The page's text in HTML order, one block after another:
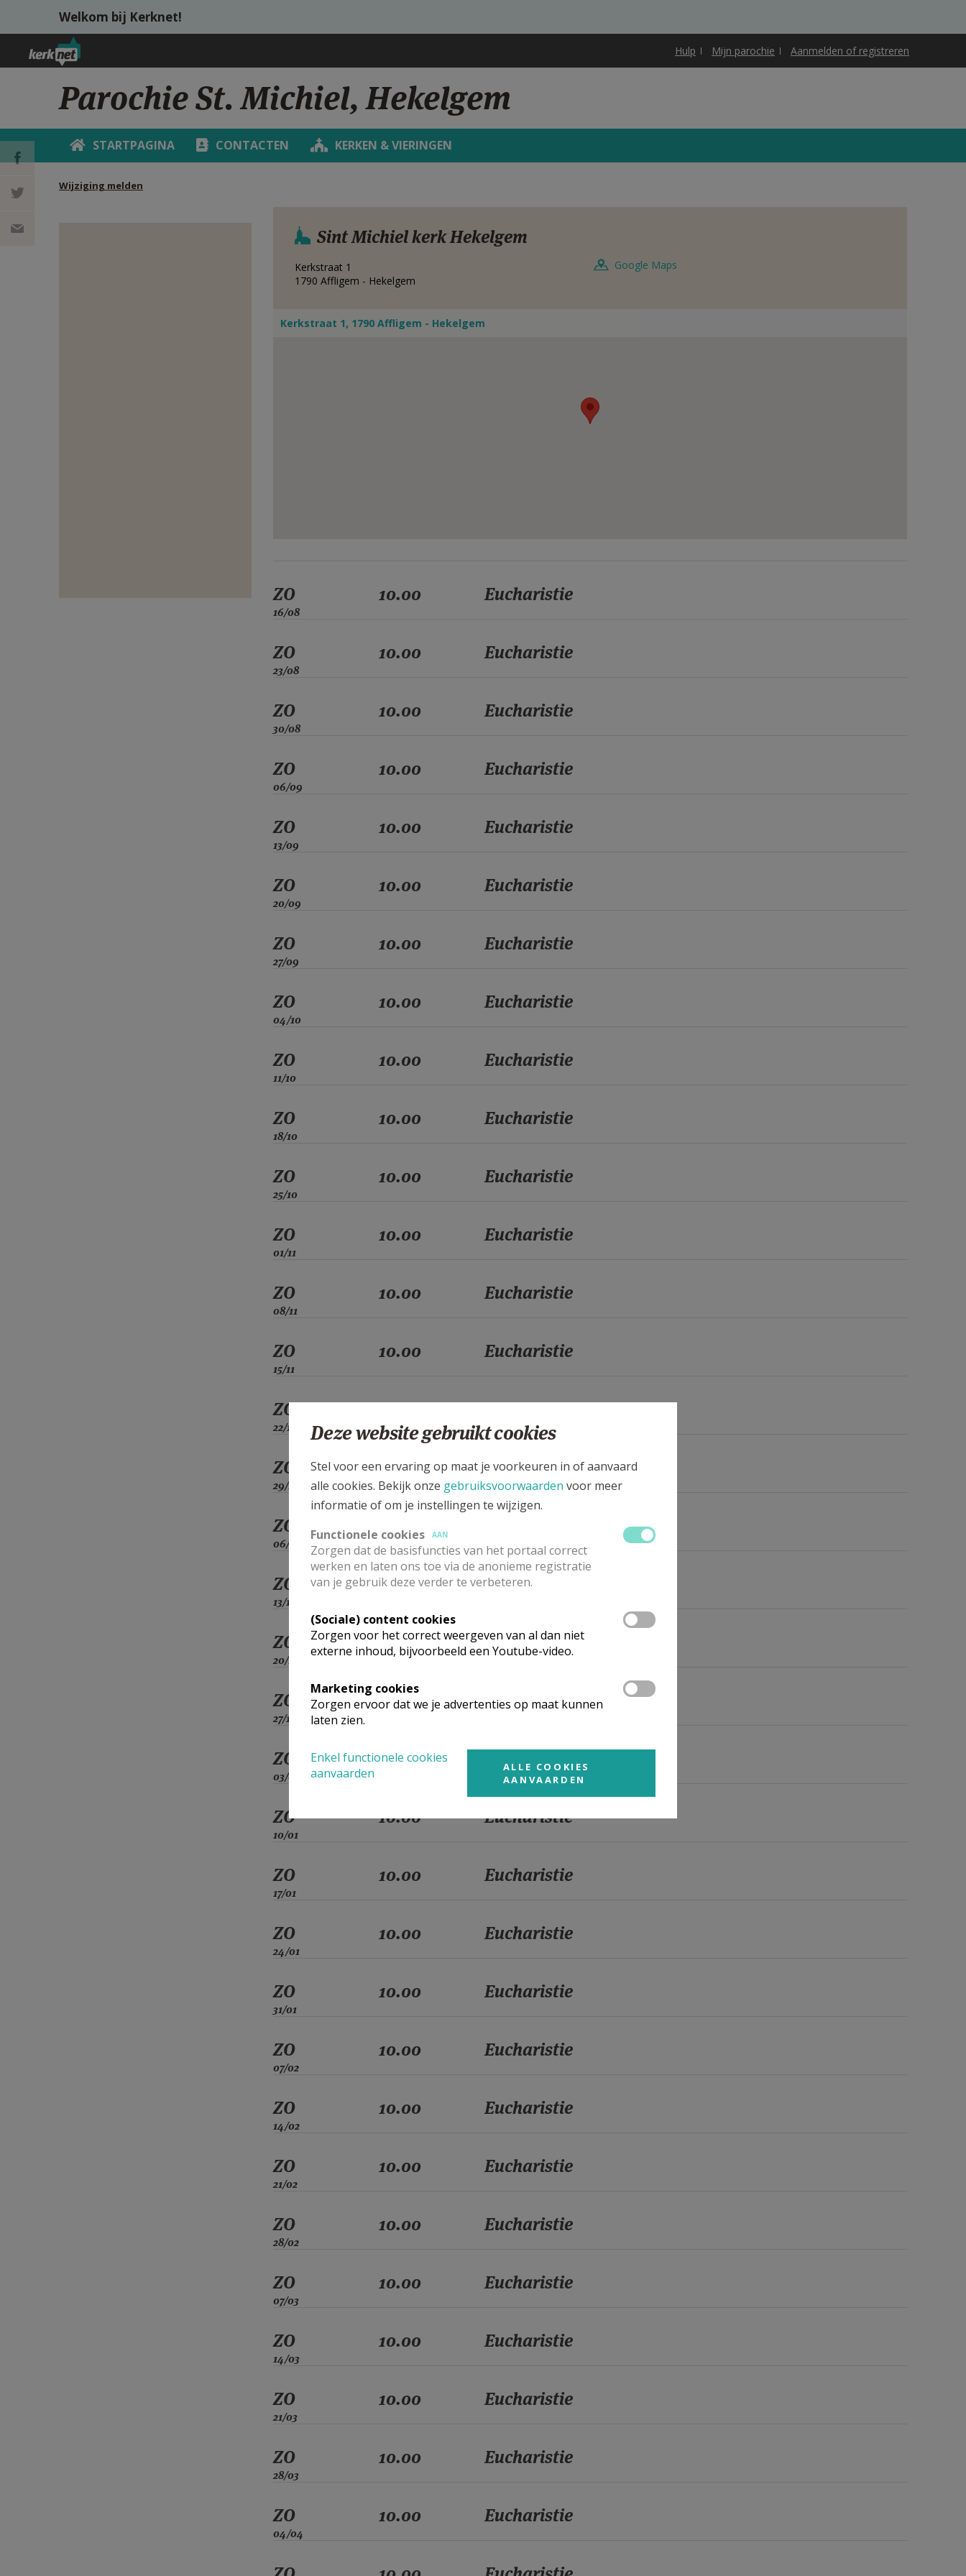
Overslaan en naar de inhoud gaan
Welkom bij Kerknet!
Hulp Mijn parochie Aanmelden of registreren
Parochie St. Michiel, Hekelgem
STARTPAGINA CONTACTEN KERKEN & VIERINGEN
Wijziging melden
DEEL OP
FACEBOOK
DEEL OP Sint Michiel kerk Hekelgem
Kerkstraat 1
1790 Affligem - Hekelgem
Google Maps
Kerkstraat 1, 1790 Affligem - Hekelgem
ZO
16/08
10.00 Eucharistie
ZO
23/08
10.00 Eucharistie
ZO
30/08
10.00 Eucharistie
ZO
06/09
10.00 Eucharistie
ZO
13/09
10.00 Eucharistie
ZO
20/09
10.00 Eucharistie
ZO
27/09
10.00 Eucharistie
ZO
04/10
10.00 Eucharistie
ZO
11/10
10.00 Eucharistie
ZO
18/10
10.00 Eucharistie
ZO
25/10
10.00 Eucharistie
ZO
01/11
10.00 Eucharistie
ZO
08/11
10.00 Eucharistie
ZO
15/11
10.00 Eucharistie
ZO
22/11
10.00 Eucharistie
ZO
29/11
10.00 Eucharistie
ZO
06/12
10.00
ZO
13/12
10.00 Eucharistie
ZO
20/12
10.00 Eucharistie
ZO
27/12
10.00 Eucharistie
ZO
03/01
10.00 Eucharistie
ZO
10/01
10.00 Eucharistie
ZO
17/01
10.00 Eucharistie
ZO
24/01
10.00 Eucharistie
ZO
31/01
10.00 Eucharistie
ZO
07/02
10.00 Eucharistie
ZO
14/02
10.00 Eucharistie
ZO
21/02
10.00 Eucharistie
ZO
28/02
10.00 Eucharistie
ZO
07/03
10.00 Eucharistie
ZO
14/03
10.00 Eucharistie
ZO
21/03
10.00 Eucharistie
ZO
28/03
10.00 Eucharistie
ZO
04/04
10.00 Eucharistie
Deze website gebruikt cookies
Stel voor een ervaring op maat je voorkeuren in of aanvaard
alle cookies. Bekijk onze gebruiksvoorwaarden voor meer
informatie of om je instellingen te wijzigen.
Functionele cookies
AAN
Zorgen dat de basisfuncties van het portaal correct
werken en laten ons toe via de anonieme registratie
van je gebruik deze verder te verbeteren.
(Sociale) content cookies
Zorgen voor het correct weergeven van al dan niet
externe inhoud, bijvoorbeeld een Youtube-video.
Marketing cookies
Zorgen ervoor dat we je advertenties op maat kunnen
laten zien.
Enkel functionele cookies
aanvaarden
ALLE COOKIES
AANVAARDEN